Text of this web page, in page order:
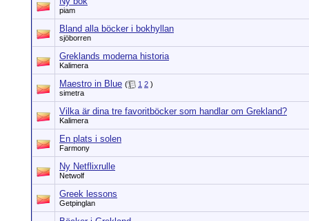
piam
Bland alla böcker i bokhyllan
sjöborren
Greklands moderna historia
Kalimera
Maestro in Blue ( 1 2 )
simetra
Vilka är dina tre favoritböcker som handlar om Grekland?
Kalimera
En plats i solen
Farmony
Ny Netflixrulle
Netwolf
Greek lessons
Getpinglan